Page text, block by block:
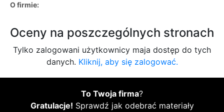
O firmie:
Oceny na poszczególnych stronach
Tylko zalogowani użytkownicy maja dostęp do tych
danych. Kliknij, aby się zalogować.
To Twoja firma?
Gratulacje! Sprawdź jak odebrać materiały